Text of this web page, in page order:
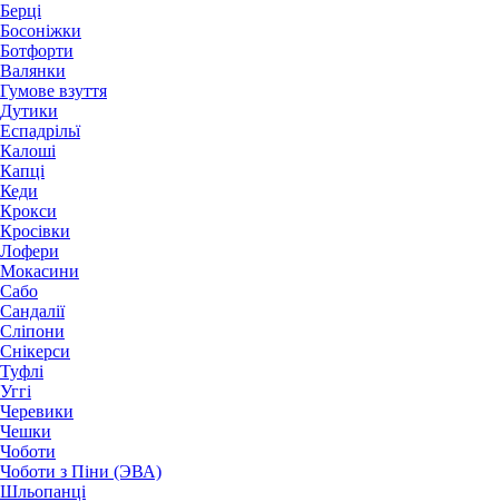
Берці
Босоніжки
Ботфорти
Валянки
Гумове взуття
Дутики
Еспадрільї
Калоші
Капці
Кеди
Крокси
Кросівки
Лофери
Мокасини
Сабо
Сандалії
Сліпони
Снікерси
Туфлі
Уггі
Черевики
Чешки
Чоботи
Чоботи з Піни (ЭВА)
Шльопанці